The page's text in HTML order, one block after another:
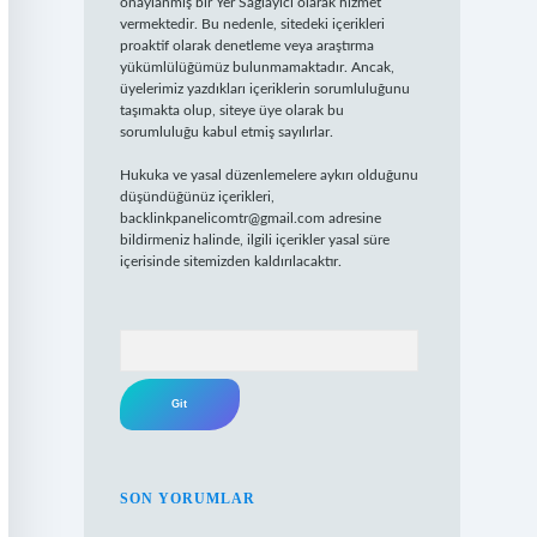
vermektedir. Bu nedenle, sitedeki içerikleri
proaktif olarak denetleme veya araştırma
yükümlülüğümüz bulunmamaktadır. Ancak,
üyelerimiz yazdıkları içeriklerin sorumluluğunu
taşımakta olup, siteye üye olarak bu
sorumluluğu kabul etmiş sayılırlar.
Hukuka ve yasal düzenlemelere aykırı olduğunu
düşündüğünüz içerikleri,
backlinkpanelicomtr@gmail.com adresine
bildirmeniz halinde, ilgili içerikler yasal süre
içerisinde sitemizden kaldırılacaktır.
SON YORUMLAR